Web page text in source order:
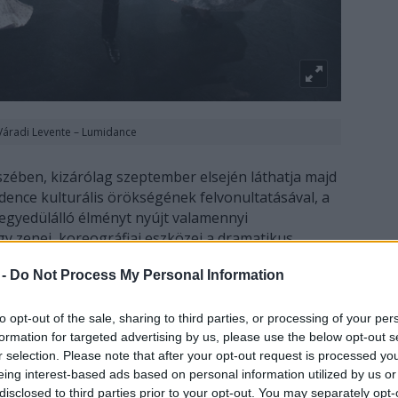
Do Not Process My Personal Information
opt-out of the sale, sharing to third parties, or processing of your
for targeted advertising by us, please use the below opt-out
selection. Please note that after your opt-out request is processed
interest-based ads based on personal information utilized by us
to third parties prior to your opt-out. You may separately
Levente – Lumidance
kizárólag szeptember elsején láthatja majd
kulturális örökségének felvonultatásával, a
élményt nyújt valamennyi
zenei, koreográfiai eszközei a dramatikus
az előadás egyszerre könnyed és
formák újragondolásával. Muha Csaba
Péter, a sokszínű előadóművész és
és Rémi Tünde a néptánc szakma elismert
három nagy múltú együttes, a miskolci
Alba Regia Táncegyüttes és a salgótarjáni
hangzásvilág megteremtésében ifjabb Csoóri